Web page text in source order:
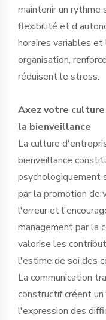
maintenir un
flexibilité et
horaires variables
organisation,
réduisent le stress.
Axez votre
la bienveillance
La culture
bienveillance
psychologiquement
par la promotion de
l'erreur et
management par la
valorise les
l'estime de soi des
La communication
constructif créent
l'expression des